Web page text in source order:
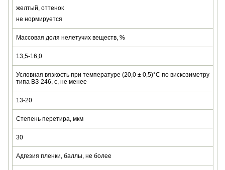
желтый, оттенок
не нормируется
Массовая доля нелетучих веществ, %
13,5-16,0
Условная вязкость при температуре (20,0 ± 0,5)°С по вискозиметру
типа ВЗ-246, с, не менее
13-20
Степень перетира, мкм
30
Адгезия пленки, баллы, не более